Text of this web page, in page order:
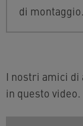
di montaggio.
I nostri amici
in questo video.